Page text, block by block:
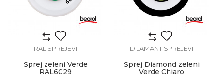
RAL SPREJEVI
Sprej zeleni Verde
RAL6029
DIJAMANT SPREJEVI
Sprej Diamond zeleni
Verde Chiaro